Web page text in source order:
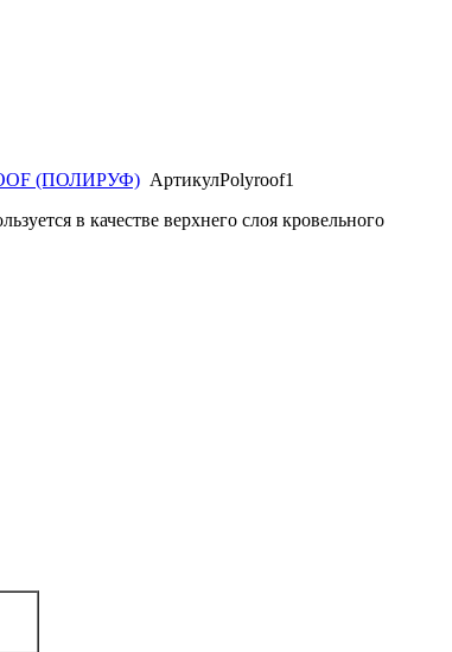
(ПОЛИРУФ) АртикулPolyroof1
в качестве верхнего слоя кровельного